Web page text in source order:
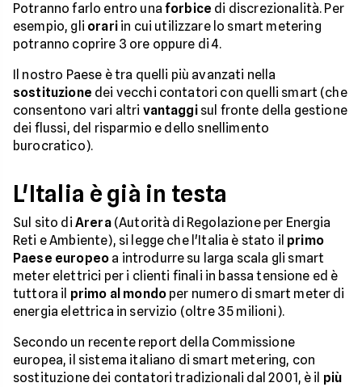
Potranno farlo entro una forbice di discrezionalità. Per
esempio, gli orariin cui utilizzare lo smart metering
potranno coprire 3 ore oppure di 4.
Il nostro Paese è tra quelli più avanzati nella
sostituzione dei vecchi contatori con quelli smart (che
consentono vari altri vantaggisul fronte della gestione
dei flussi, del risparmio e dello snellimento
burocratico).
L'Italia è già in testa
Sul sito di Arera(Autorità di Regolazione per Energia
Reti e Ambiente), si legge che l'Italia è stato il primo
Paese europeo a introdurre su larga scala gli smart
meter elettrici per i clienti finali in bassa tensione ed è
tuttora il primo al mondo per numero di smart meter di
energia elettrica in servizio (oltre 35 milioni).
Secondo un recente report della Commissione
europea, il sistema italiano di smart metering, con
sostituzione dei contatori tradizionali dal 2001, è il più